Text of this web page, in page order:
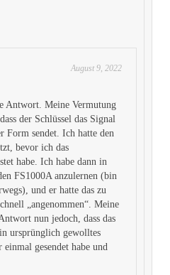
August 9, 2022
Antwort. Meine Vermutung
der Schlüssel das Signal
Form sendet. Ich hatte den
bevor ich das
habe. Ich habe dann in
FS1000A anzulernen (bin
und er hatte das zu
„angenommen“. Meine
nun jedoch, dass das
ursprünglich gewolltes
gesendet habe und